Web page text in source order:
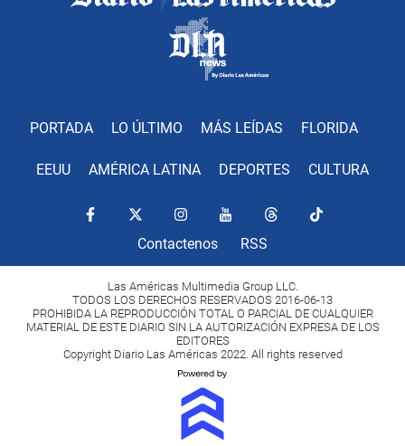
PORTADA LO ÚLTIMO MÁS LEÍDAS FLORIDA
EEUU AMÉRICA LATINA DEPORTES CULTURA
Contactenos RSS
Las Américas Multimedia Group LLC.
TODOS LOS DERECHOS RESERVADOS 2016-06-13
PROHIBIDA LA REPRODUCCIÓN TOTAL O PARCIAL DE CUALQUIER
MATERIAL DE ESTE DIARIO SIN LA AUTORIZACIÓN EXPRESA DE LOS
EDITORES
Copyright Diario Las Américas 2022. All rights reserved